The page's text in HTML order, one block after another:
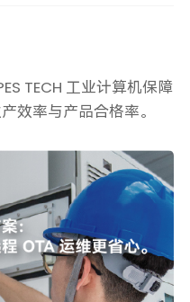
TECH 工业计算机保障
效率与产品合格率。